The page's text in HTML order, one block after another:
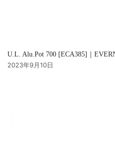
U.L. Alu.Pot 700 [ECA385]｜
2023年9月10日